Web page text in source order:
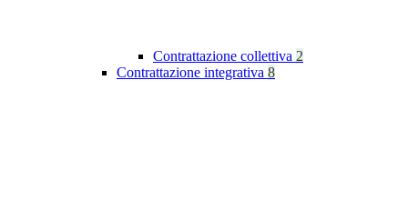
Contrattazione collettiva 2
Contrattazione integrativa 8